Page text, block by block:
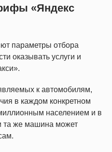
«Яндекс
параметры отбора
оказывать услуги и
к автомобилям,
в каждом конкретном
населением и в
та же машина может